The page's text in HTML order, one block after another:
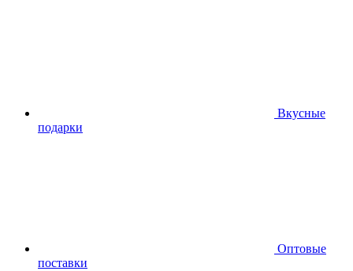
Вкусные
подарки
Оптовые
поставки